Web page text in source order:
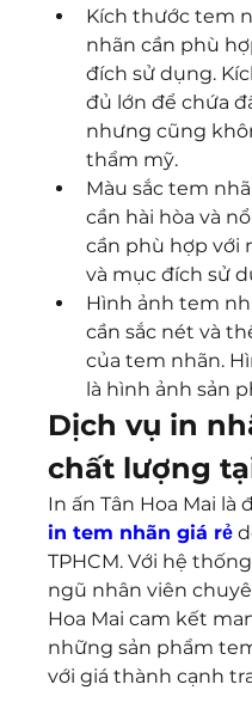
Kích thước tem
nhãn cần phù
đích sử dụng.
đủ lớn để chứa
nhưng cũng
thẩm mỹ.
Màu sắc tem
cần hài hòa và
cần phù hợp với
và mục đích sử
Hình ảnh tem
cần sắc nét và
của tem nhãn.
là hình ảnh sản
Dịch vụ in
chất lượng
in tem nhãn giá rẻ
TPHCM. Với hệ
ngũ nhân viên
Hoa Mai cam kết
những sản phẩm
với giá thành cạnh